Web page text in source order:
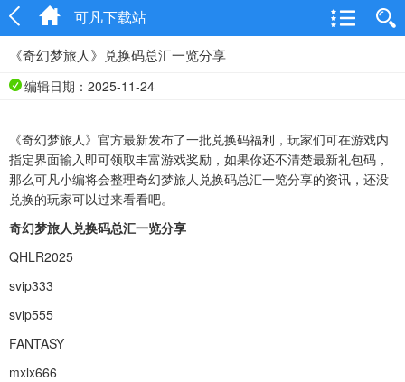
可凡下载站
《奇幻梦旅人》兑换码总汇一览分享
编辑日期：2025-11-24
《奇幻梦旅人》官方最新发布了一批兑换码福利，玩家们可在游戏内
指定界面输入即可领取丰富游戏奖励，如果你还不清楚最新礼包码，
那么可凡小编将会整理奇幻梦旅人兑换码总汇一览分享的资讯，还没
兑换的玩家可以过来看看吧。
奇幻梦旅人兑换码总汇一览分享
QHLR2025
svip333
svip555
FANTASY
mxlx666